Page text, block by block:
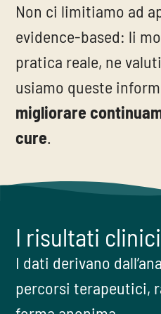
Non ci limitiamo ad
evidence-based: li
pratica reale, ne
usiamo queste
migliorare
cure.
I risultati clinici
I dati derivano
percorsi terapeutici,